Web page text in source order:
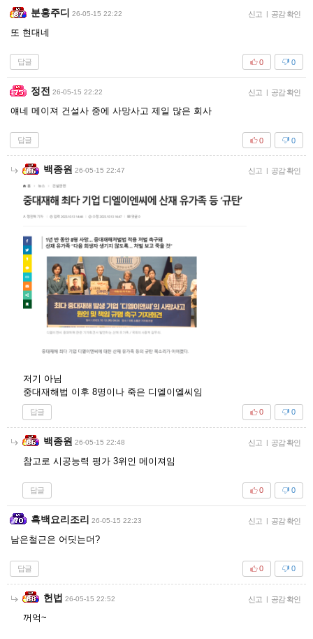
분홍주디 26-05-15 22:22 신고 | 공감 확인
또 현대네
답글 0
0
정전 26-05-15 22:22 신고 | 공감 확인
얘네 메이져 건설사 중에 사망사고 제일 많은 회사
답글 0
0
백종원 26-05-15 22:47 신고 | 공감 확인
저기 아님
중대재해법 이후 8명이나 죽은 디엘이엘씨임
답글 0
0
백종원 26-05-15 22:48 신고 | 공감 확인
참고로 시공능력 평가 3위인 메이져임
답글 0
0
흑백요리조리 26-05-15 22:23 신고 | 공감 확인
남은철근은 어딧는더?
답글 0
0
헌법 26-05-15 22:52 신고 | 공감 확인
꺼억~